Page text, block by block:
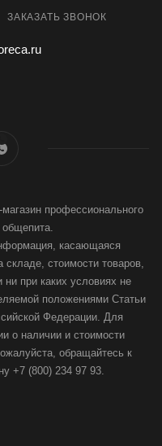
ЗАКАЗАТЬ ЗВОНОК
профессионального
касающаяся
складе, стоимости товаров,
при каких условиях не
положениями Статьи
Федерации. Для
о наличии и стоимости
обращайтесь к
+7 (800) 234 97 93.